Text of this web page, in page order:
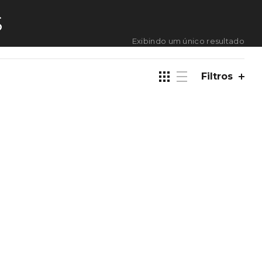
Exibindo um único resultado
Filtros